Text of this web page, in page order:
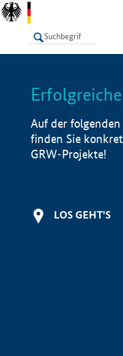
LISTE
Auf der
finden Sie
GRW-Projekte!
LOS GEHT'S